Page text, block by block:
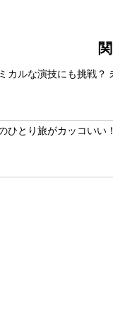
カルな演技にも挑戦？
ひとり旅がカッコいい！